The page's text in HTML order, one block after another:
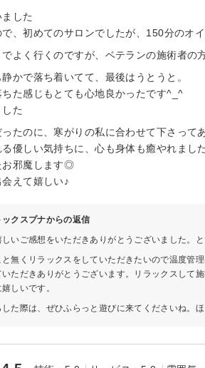
した
、初めてのサロンでしたが、150分のオ
でよく行くのですが、ベテランの施術者
かで落ち着いてて、最後はうとうと。
た感じもとても心地良かったです^_^
た
たのに、寒がりの私に合わせて下さっ
優しい気持ちに、心も身体も癒やれまし
お邪魔します◎
えて嬉しい♪
クスプナからの返信
いご感想をいただきありがとうございました。
無くリラックスをしていただきたいので温度管理
ただきありがとうございます。リラックスして
しいです。
した際は、ぜひふらっと遊びに来てくださいね。